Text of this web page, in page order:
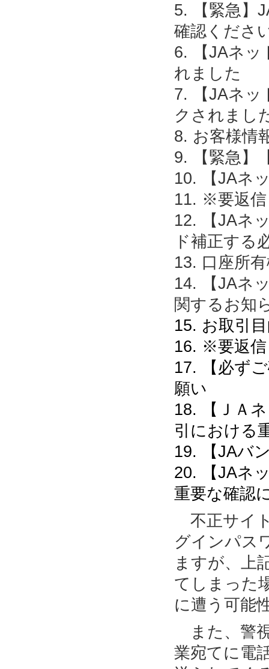
5. 【緊急】
確認くださ
6. 【JAネッ
れました
7. 【JAネッ
クされまし
8. お客様情
9. 【緊急】
10. 【JAネ
11. ※要返
12. 【JAネ
ド補正する
13. 口座所
14. 【JAネ
関するお知
15. お取引
16. ※要返信
17. 【必ず
願い
18. 【ＪＡ
引における
19. 【JAバ
20. 【JAネ
重要な確認
不正サイ
グインパス
ますが、上
てしまった
に遭う可能
また、警
業宛てに電